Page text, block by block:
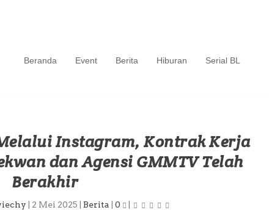
Beranda Event Berita Hiburan Serial BL
Instagram, Kontrak Kerja
dan Agensi GMMTV Telah
Berakhir
2 Mei 2025 |Berita |0